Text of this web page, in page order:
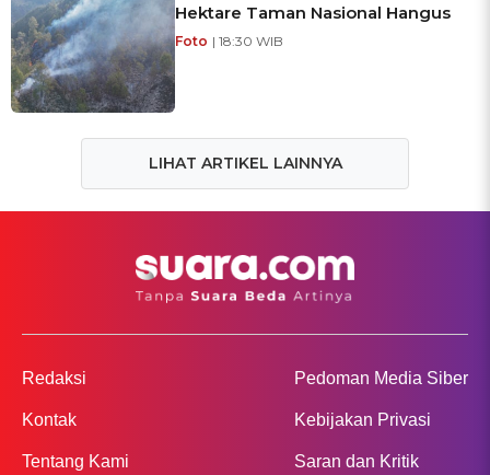
Hektare Taman Nasional Hangus
Foto | 18:30 WIB
LIHAT ARTIKEL LAINNYA
Redaksi
Kontak
Tentang Kami
Pedoman Media Siber
Kebijakan Privasi
Saran dan Kritik